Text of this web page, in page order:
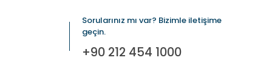
Sorularınız mı var? Bizimle iletişime
geçin.
+90 212 454 1000